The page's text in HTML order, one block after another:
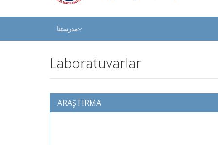
مدرستنا
Laboratuvarlar
ARAŞTIRMA